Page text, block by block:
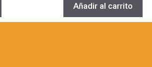
Añadir al carrito